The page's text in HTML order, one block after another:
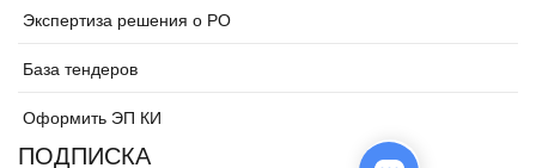
Экспертиза решения о РО
База тендеров
Оформить ЭП КИ
ПОДПИСКА